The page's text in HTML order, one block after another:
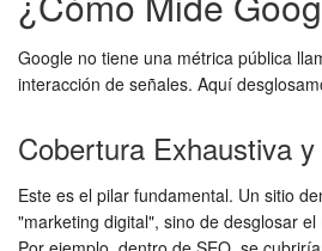
Google no tiene una métrica pública
interacción de señales. Aquí
Cobertura Exhaustiva
Este es el pilar fundamental. Un sitio
"marketing digital", sino de desglosar